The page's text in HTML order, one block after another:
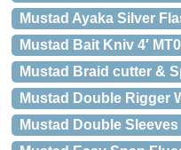
Mustad Ayaka Silver
Mustad Bait Kniv 4′
Mustad Braid cutter &
Mustad Double Rigger
Mustad Double Sleeves